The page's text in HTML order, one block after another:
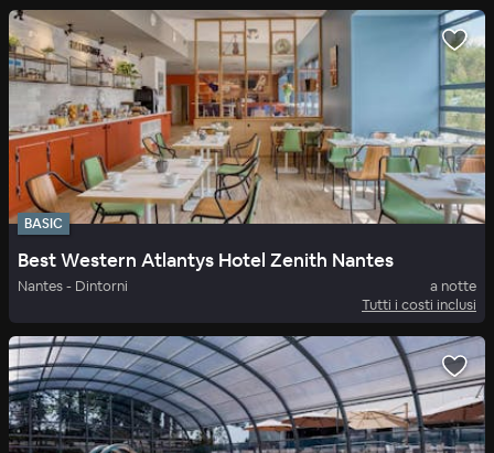
BASIC
Best Western Atlantys Hotel Zenith Nantes
Nantes - Dintorni
a notte
Tutti i costi inclusi